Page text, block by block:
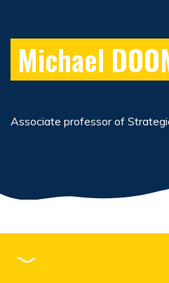
Michael
Associate professor of